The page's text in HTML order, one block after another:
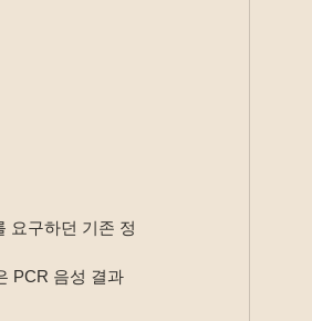
요구하던 기존 정
PCR 음성 결과